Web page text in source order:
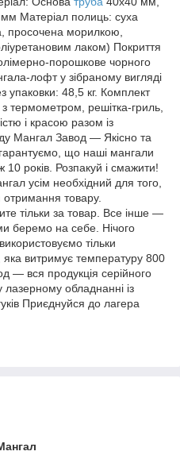
Матеріал полиць: суха
просочена морилкою,
лаком) Покриття
порошкове чорного
лофт у зібраному вигляді
48,5 кг. Комплект
термометром, решітка-гриль,
і красою разом із
Мангал Завод — Якісно та
що наші мангали
років. Розпакуй і смажити!
усім необхідний для того,
товару.
тільки за товар. Все інше —
беремо на себе. Нічого
тільки
яка витримує температуру 800
— вся продукція серійного
обладнанні із
Приєднуйся до лагера